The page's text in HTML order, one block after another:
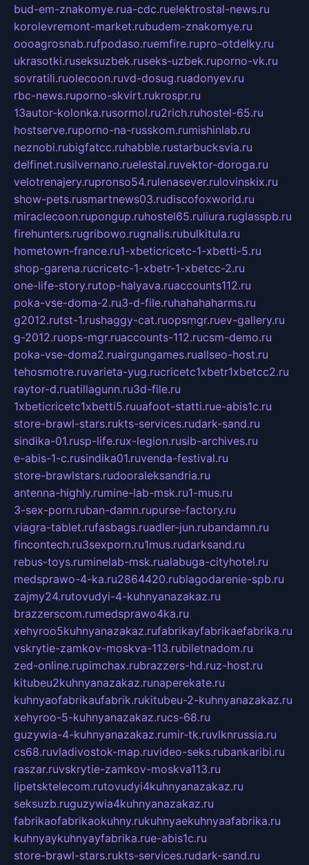
bud-em-znakomye.rua-cdc.ruelektrostal-news.ru
korolevremont-market.rubudem-znakomye.ru
oooagrosnab.rufpodaso.ruemfire.rupro-otdelky.ru
ukrasotki.ruseksuzbek.ruseks-uzbek.ruporno-vk.ru
sovratili.ruolecoon.ruvd-dosug.ruadonyev.ru
rbc-news.ruporno-skvirt.rukrospr.ru
13autor-kolonka.rusormol.ru2rich.ruhostel-65.ru
hostserve.ruporno-na-russkom.rumishinlab.ru
neznobi.rubigfatcc.ruhabble.rustarbucksvia.ru
delfinet.rusilvernano.ruelestal.ruvektor-doroga.ru
velotrenajery.rupronso54.rulenasever.rulovinskix.ru
show-pets.rusmartnews03.rudiscofoxworld.ru
miraclecoon.rupongup.ruhostel65.ruliura.ruglasspb.ru
firehunters.rugribowo.rugnalis.rubulkitula.ru
hometown-france.ru1-xbeticricetc-1-xbetti-5.ru
shop-garena.rucricetc-1-xbetr-1-xbetcc-2.ru
one-life-story.rutop-halyava.ruaccounts112.ru
poka-vse-doma-2.ru3-d-file.ruhahahaharms.ru
g2012.rutst-1.rushaggy-cat.ruopsmgr.ruev-gallery.ru
g-2012.ruops-mgr.ruaccounts-112.rucsm-demo.ru
poka-vse-doma2.ruairgungames.ruallseo-host.ru
tehosmotre.ruvarieta-yug.rucricetc1xbetr1xbetcc2.ru
raytor-d.ruatillagunn.ru3d-file.ru
1xbeticricetc1xbetti5.ruuafoot-statti.rue-abis1c.ru
store-brawl-stars.rukts-services.rudark-sand.ru
sindika-01.rusp-life.rux-legion.rusib-archives.ru
e-abis-1-c.rusindika01.ruvenda-festival.ru
store-brawlstars.rudooraleksandria.ru
antenna-highly.rumine-lab-msk.ru1-mus.ru
3-sex-porn.ruban-damn.rupurse-factory.ru
viagra-tablet.rufasbags.ruadler-jun.rubandamn.ru
fincontech.ru3sexporn.ru1mus.rudarksand.ru
rebus-toys.ruminelab-msk.rualabuga-cityhotel.ru
medsprawo-4-ka.ru2864420.rublagodarenie-spb.ru
zajmy24.rutovudyi-4-kuhnyanazakaz.ru
brazzerscom.rumedsprawo4ka.ru
xehyroo5kuhnyanazakaz.rufabrikayfabrikaefabrika.ru
vskrytie-zamkov-moskva-113.rubiletnadom.ru
zed-online.rupimchax.rubrazzers-hd.ruz-host.ru
kitubeu2kuhnyanazakaz.runaperekate.ru
kuhnyaofabrikaufabrik.rukitubeu-2-kuhnyanazakaz.ru
xehyroo-5-kuhnyanazakaz.rucs-68.ru
guzywia-4-kuhnyanazakaz.rumir-tk.ruvlknrussia.ru
cs68.ruvladivostok-map.ruvideo-seks.rubankaribi.ru
raszar.ruvskrytie-zamkov-moskva113.ru
lipetsktelecom.rutovudyi4kuhnyanazakaz.ru
seksuzb.ruguzywia4kuhnyanazakaz.ru
fabrikaofabrikaokuhny.rukuhnyaekuhnyaafabrika.ru
kuhnyaykuhnyayfabrika.rue-abis1c.ru
store-brawl-stars.rukts-services.rudark-sand.ru